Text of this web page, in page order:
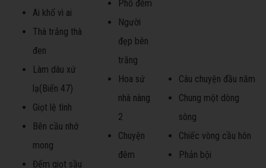
Ai khổ vì ai
Thà trắng thà
đen
Làm dâu xứ
lạ(Biển 47)
Giọt lệ tình
Bên cầu nhớ
mong
Đếm giọt sầu
Phố đêm
Người
đẹp bên
trăng
Hoa sứ
nhà nàng
2
Chuyện
đêm
Câu chuyện đầu năm
Chung một dòng
sông
Chiếc vòng cầu hôn
Phản bội